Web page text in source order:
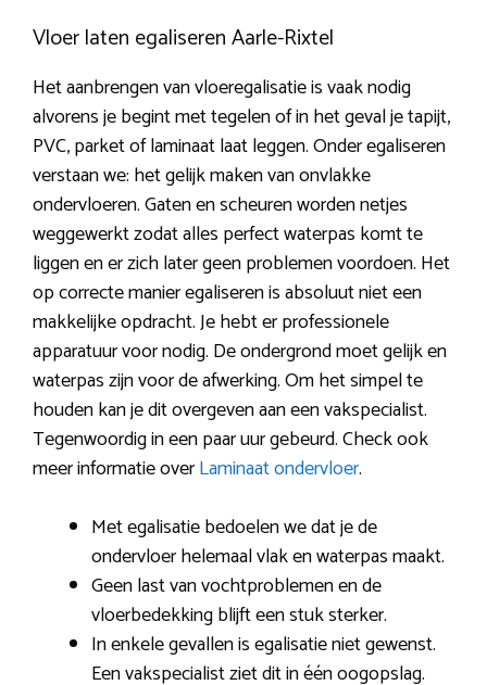
Vloer laten egaliseren Aarle-Rixtel
Het aanbrengen van vloeregalisatie is vaak nodig
alvorens je begint met tegelen of in het geval je tapijt,
PVC, parket of laminaat laat leggen. Onder egaliseren
verstaan we: het gelijk maken van onvlakke
ondervloeren. Gaten en scheuren worden netjes
weggewerkt zodat alles perfect waterpas komt te
liggen en er zich later geen problemen voordoen. Het
op correcte manier egaliseren is absoluut niet een
makkelijke opdracht. Je hebt er professionele
apparatuur voor nodig. De ondergrond moet gelijk en
waterpas zijn voor de afwerking. Om het simpel te
houden kan je dit overgeven aan een vakspecialist.
Tegenwoordig in een paar uur gebeurd. Check ook
meer informatie overLaminaat ondervloer.
Met egalisatie bedoelen we dat je de
ondervloer helemaal vlak en waterpas maakt.
Geen last van vochtproblemen en de
vloerbedekking blijft een stuk sterker.
In enkele gevallen is egalisatie niet gewenst.
Een vakspecialist ziet dit in één oogopslag.